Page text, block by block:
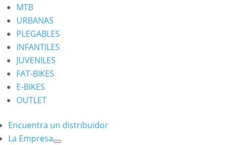
MTB
URBANAS
PLEGABLES
INFANTILES
JUVENILES
FAT-BIKES
E-BIKES
OUTLET
Encuentra un distribuidor
La Empresa